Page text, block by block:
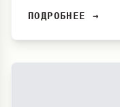
ПОДРОБНЕЕ →